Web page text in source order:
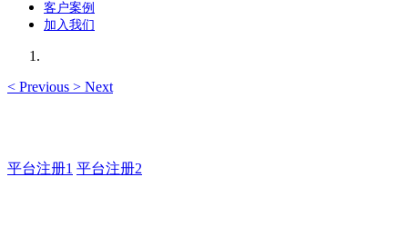
客户案例
加入我们
< Previous > Next
平台注册1 平台注册2